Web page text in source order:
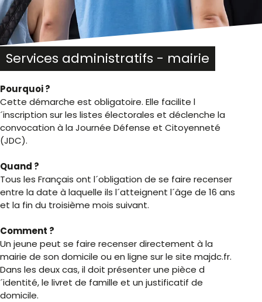
Services administratifs - mairie
Pourquoi ?
Cette démarche est obligatoire. Elle facilite l
´inscription sur les listes électorales et déclenche la
convocation à la Journée Défense et Citoyenneté
(JDC).
Quand ?
Tous les Français ont l´obligation de se faire recenser
entre la date à laquelle ils l´atteignent l´âge de 16 ans
et la fin du troisième mois suivant.
Comment ?
Un jeune peut se faire recenser directement à la
mairie de son domicile ou en ligne sur le site majdc.fr.
Dans les deux cas, il doit présenter une pièce d
´identité, le livret de famille et un justificatif de
domicile.